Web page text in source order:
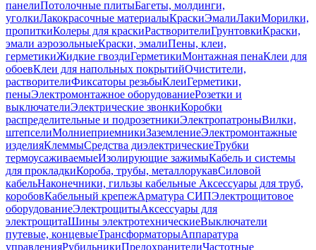
панелиПотолочные плитыБагеты, молдинги,
уголкиЛакокрасочные материалыКраскиЭмалиЛакиМорилки,
пропиткиКолеры для краскиРастворителиГрунтовкиКраски,
эмали аэрозольныеКраски, эмалиПены, клеи,
герметикиЖидкие гвоздиГерметикиМонтажная пенаКлеи для
обоевКлеи для напольных покрытийОчистители,
растворителиФиксаторы резьбыКлеиГерметики,
пеныЭлектромонтажное оборудованиеРозетки и
выключателиЭлектрические звонкиКоробки
распределительные и подрозетникиЭлектропатроныВилки,
штепселиМолниеприемникиЗаземлениеЭлектромонтажные
изделияКлеммыСредства диэлектрическиеТрубки
термоусаживаемыеИзолирующие зажимыКабель и системы
для прокладкиКороба, трубы, металлорукавСиловой
кабельНаконечники, гильзы кабельные Аксессуары для труб,
коробовКабельный крепежАрматура СИПЭлектрощитовое
оборудованиеЭлектрощитыАксессуары для
электрощитаШины электротехническиеВыключатели
путевые, концевыеТрансформаторыАппаратура
управленияРубильникиПредохранителиЧастотные